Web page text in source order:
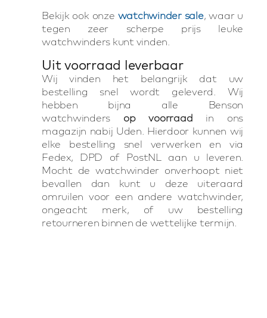
Bekijk ook onze watchwinder sale, waar u
tegen zeer scherpe prijs leuke
watchwinders kunt vinden.
Uit voorraad leverbaar
Wij vinden het belangrijk dat uw
bestelling snel wordt geleverd. Wij
hebben bijna alle Benson
watchwinders op voorraad in ons
magazijn nabij Uden. Hierdoor kunnen wij
elke bestelling snel verwerken en via
Fedex, DPD of PostNL aan u leveren.
Mocht de watchwinder onverhoopt niet
bevallen dan kunt u deze uiteraard
omruilen voor een andere watchwinder,
ongeacht merk, of uw bestelling
retourneren binnen de wettelijke termijn.